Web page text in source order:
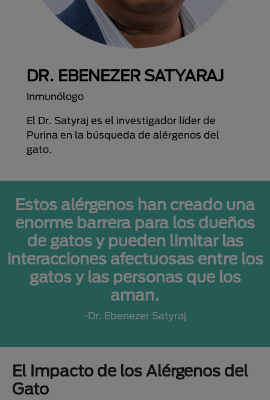
DR. EBENEZER SATYARAJ
Inmunólogo
El Dr. Satyraj es el investigador líder de
Purina en la búsqueda de alérgenos del
gato.
Estos alérgenos han creado una
enorme barrera para los dueños
de gatos y pueden limitar las
interacciones afectuosas entre los
gatos y las personas que los
aman.
-Dr. Ebenezer Satyraj
El Impacto de los Alérgenos del
Gato